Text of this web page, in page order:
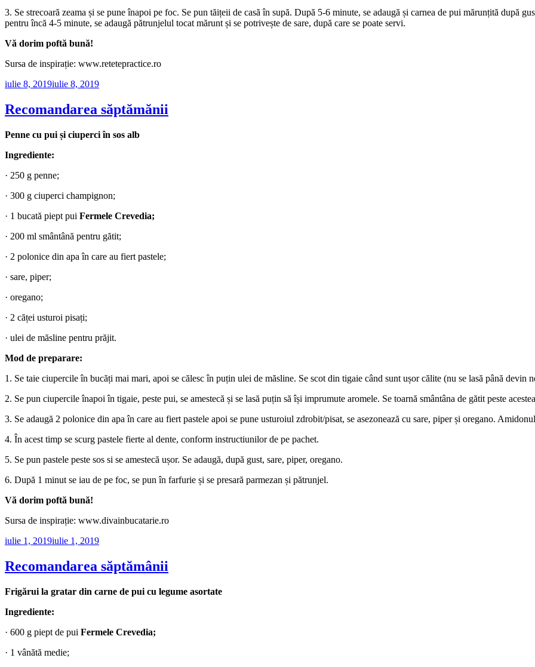
3. Se strecoară zeama și se pune înapoi pe foc. Se pun tăițeii de casă în supă. După 5-6 minute, se adaugă și carnea de pui mărunțită după
pentru încă 4-5 minute, se adaugă pătrunjelul tocat mărunt și se potrivește de sare, după care se poate servi.
Vă dorim poftă bună!
Sursa de inspirație: www.retetepractice.ro
Publicat
iulie 8, 2019iulie 8, 2019
Recomandarea săptămănii
Penne cu pui și ciuperci în sos alb
Ingrediente:
· 250 g penne;
· 300 g ciuperci champignon;
· 1 bucată piept pui Fermele Crevedia;
· 200 ml smântână pentru gătit;
· 2 polonice din apa în care au fiert pastele;
· sare, piper;
· oregano;
· 2 căței usturoi pisați;
· ulei de măsline pentru prăjit.
Mod de preparare:
1. Se taie ciupercile în bucăți mai mari, apoi se călesc în puțin ulei de măsline. Se scot din tigaie când sunt ușor călite (nu se lasă până devin
2. Se pun ciupercile înapoi în tigaie, peste pui, se amestecă și se lasă puțin să își imprumute aromele. Se toarnă smântâna de gătit peste
3. Se adaugă 2 polonice din apa în care au fiert pastele apoi se pune usturoiul zdrobit/pisat, se asezonează cu sare, piper și oregano.
4. În acest timp se scurg pastele fierte al dente, conform instructiunilor de pe pachet.
5. Se pun pastele peste sos si se amestecă ușor. Se adaugă, după gust, sare, piper, oregano.
6. După 1 minut se iau de pe foc, se pun în farfurie și se presară parmezan și pătrunjel.
Vă dorim poftă bună!
Sursa de inspirație: www.divainbucatarie.ro
Publicat
iulie 1, 2019iulie 1, 2019
Recomandarea săptămânii
Frigărui la gratar din carne de pui cu legume asortate
Ingrediente:
· 600 g piept de pui Fermele Crevedia;
· 1 vânătă medie;